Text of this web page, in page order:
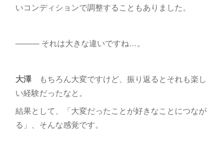
いコンディションで調整することもありました。
――― それは大きな違いですね…。
大澤
もちろん大変ですけど、振り返るとそれも楽し
い経験だったなと。
結果として、「大変だったことが好きなことにつなが
る」、そんな感覚です。